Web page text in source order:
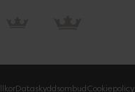
DataskyddsombudCookiepolicy